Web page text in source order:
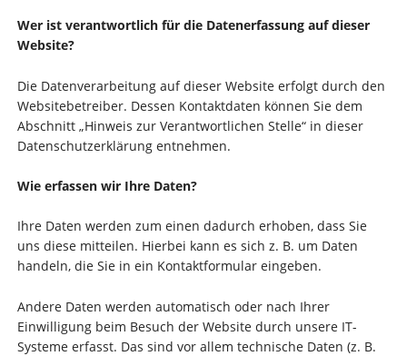
Wer ist verantwortlich für die Datenerfassung auf dieser
Website?
Die Datenverarbeitung auf dieser Website erfolgt durch den
Websitebetreiber. Dessen Kontaktdaten können Sie dem
Abschnitt „Hinweis zur Verantwortlichen Stelle“ in dieser
Datenschutzerklärung entnehmen.
Wie erfassen wir Ihre Daten?
Ihre Daten werden zum einen dadurch erhoben, dass Sie
uns diese mitteilen. Hierbei kann es sich z. B. um Daten
handeln, die Sie in ein Kontaktformular eingeben.
Andere Daten werden automatisch oder nach Ihrer
Einwilligung beim Besuch der Website durch unsere IT-
Systeme erfasst. Das sind vor allem technische Daten (z. B.